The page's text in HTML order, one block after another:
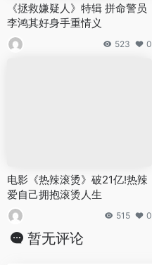
《拯救嫌疑人》特辑 拼命警员
李鸿其好身手重情义
523 0
电影《热辣滚烫》破21亿!热辣
爱自己拥抱滚烫人生
515 0
暂无评论